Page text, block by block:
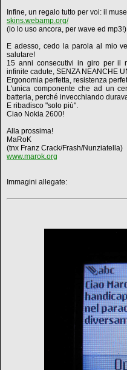
Infine, un regalo tutto per voi: il
skins.webamp.org/
(io lo uso ancora, per wave ed mp3!)
E adesso, cedo la parola al mio
salutare!
15 anni consecutivi in giro per il
infinite cadute, SENZA NEANCHE
Ergonomia perfetta, resistenza
L'unica componente che ad un
batteria, perché invecchiando
E ribadisco "solo più".
Ciao Nokia 2600!
Alla prossima!
MaRoK
(tnx Franz Crack/Frash/Nunziatella)
www.marok.org
Immagini allegate: